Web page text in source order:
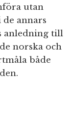
utan
annars
anledning till
norska och
både